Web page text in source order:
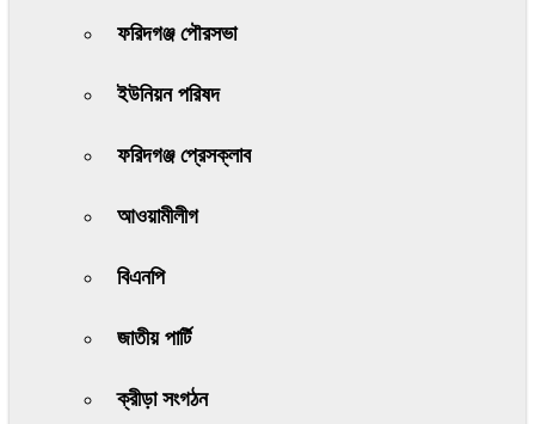
ফরিদগঞ্জ পৌরসভা
ইউনিয়ন পরিষদ
ফরিদগঞ্জ প্রেসক্লাব
আওয়ামীলীগ
বিএনপি
জাতীয় পার্টি
ক্রীড়া সংগঠন